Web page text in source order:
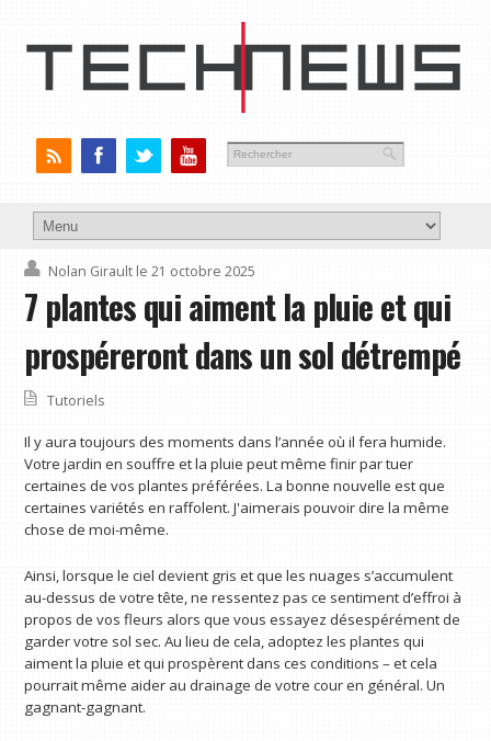
Nolan Girault le 21 octobre 2025
7 plantes qui aiment la pluie et qui
prospéreront dans un sol détrempé
Tutoriels
Il y aura toujours des moments dans l’année où il fera humide.
Votre jardin en souffre et la pluie peut même finir par tuer
certaines de vos plantes préférées. La bonne nouvelle est que
certaines variétés en raffolent. J'aimerais pouvoir dire la même
chose de moi-même.
Ainsi, lorsque le ciel devient gris et que les nuages ​​s’accumulent
au-dessus de votre tête, ne ressentez pas ce sentiment d’effroi à
propos de vos fleurs alors que vous essayez désespérément de
garder votre sol sec. Au lieu de cela, adoptez les plantes qui
aiment la pluie et qui prospèrent dans ces conditions – et cela
pourrait même aider au drainage de votre cour en général. Un
gagnant-gagnant.